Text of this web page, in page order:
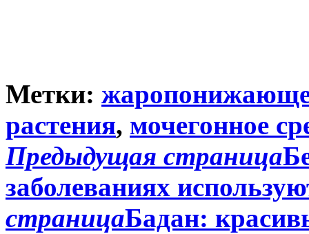
Метки:
растения, мочегонное
Предыдущая страница
заболеваниях
страницаБадан: